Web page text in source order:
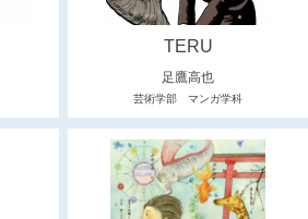
TERU
足鷹高也
芸術学部 マンガ学科